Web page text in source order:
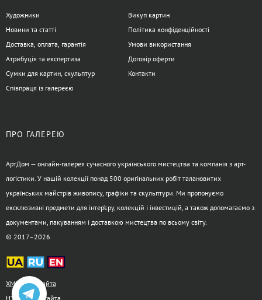
Художники
Новини та статті
Доставка, оплата, гарантія
Атрибуція та експертиза
Сумки для картин, скульптур
Співпраця із галереєю
Викуп картин
Політика конфіденційності
Умови використання
Договір оферти
Контакти
ПРО ГАЛЕРЕЮ
АртДом — онлайн-галерея сучасного українського мистецтва та компанія з арт-
логістики. У нашій колекції понад 500 оригінальних робіт талановитих
українських майстрів живопису, графіки та скульптури. Ми пропонуємо
ексклюзивні предмети для інтер’єру, колекцій і інвестицій, а також допомагаємо з
документами, пакуванням і доставкою мистецтва по всьому світу.
© 2017–2026
XML-карта сайта
HTML-карта сайта